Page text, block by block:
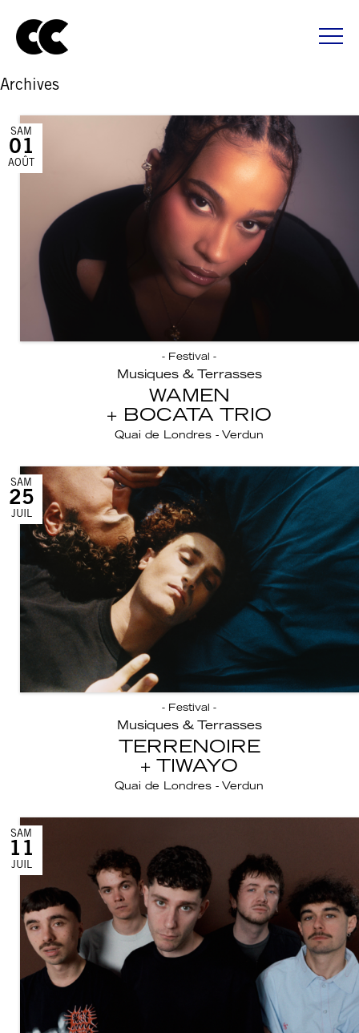
Archives
- Festival -
Musiques & Terrasses
WAMEN
BOCATA TRIO
Quai de Londres - Verdun
SAM
01
AOÛT
- Festival -
Musiques & Terrasses
TERRENOIRE
TIWAYO
Quai de Londres - Verdun
SAM
25
JUIL
SAM
11
JUIL